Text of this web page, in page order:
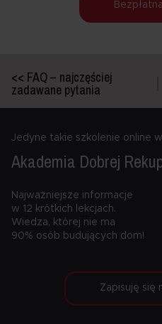
<< FAQ – najczęściej
zadawane pytania
Jedyne takie szkolenie online
Akademia Dobrej
Najważniejsze informacje
w 12 krótkich lekcjach.
Wiedza, której nie ma
90% osób budujących dom!
Zapisuję się